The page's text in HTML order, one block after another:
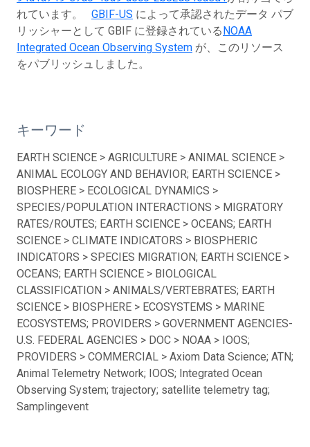
れています。 GBIF-US によって承認されたデータ パブ
リッシャーとして GBIF に登録されているNOAA
Integrated Ocean Observing System が、このリソース
をパブリッシュしました。
キーワード
EARTH SCIENCE > AGRICULTURE > ANIMAL SCIENCE >
ANIMAL ECOLOGY AND BEHAVIOR; EARTH SCIENCE >
BIOSPHERE > ECOLOGICAL DYNAMICS >
SPECIES/POPULATION INTERACTIONS > MIGRATORY
RATES/ROUTES; EARTH SCIENCE > OCEANS; EARTH
SCIENCE > CLIMATE INDICATORS > BIOSPHERIC
INDICATORS > SPECIES MIGRATION; EARTH SCIENCE >
OCEANS; EARTH SCIENCE > BIOLOGICAL
CLASSIFICATION > ANIMALS/VERTEBRATES; EARTH
SCIENCE > BIOSPHERE > ECOSYSTEMS > MARINE
ECOSYSTEMS; PROVIDERS > GOVERNMENT AGENCIES-
U.S. FEDERAL AGENCIES > DOC > NOAA > IOOS;
PROVIDERS > COMMERCIAL > Axiom Data Science; ATN;
Animal Telemetry Network; IOOS; Integrated Ocean
Observing System; trajectory; satellite telemetry tag;
Samplingevent